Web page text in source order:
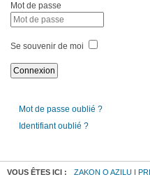
Mot de passe
Se souvenir de moi
Mot de passe oublié ?
Identifiant oublié ?
VOUS ÊTES ICI : ZAKON O AZILU I